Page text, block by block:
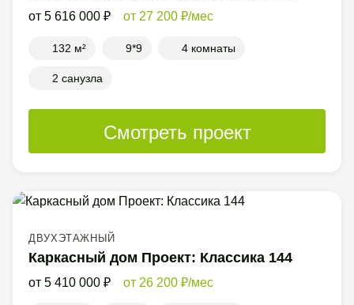
5 616 000 27 200 /мес
132 м² 9*9 4 комнаты
2 санузла
Смотреть проект
ДВУХЭТАЖНЫЙ
Каркасный дом Проект: Классика 144
5 410 000 26 200 /мес